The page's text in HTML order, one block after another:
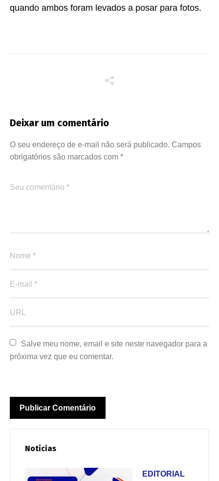
quando ambos foram levados a posar para fotos.
Deixar um comentário
O seu endereço de e-mail não será publicado. Campos
obrigatórios são marcados com *
Salve meu nome, email e site neste navegador para a
próxima vez que eu comentar.
Notícias
EDITORIAL